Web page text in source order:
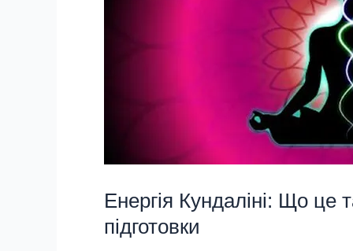
впливу
Енергія Кундаліні: Що це
підготовки